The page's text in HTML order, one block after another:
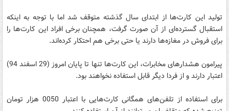
تولید این کارت‌ها از ابتدای سال گذشته متوقف شد اما با توجه به اینکه
استقبال گسترده‌ای از آن صورت گرفت، همچنان برخی افراد این کارت‌ها را
برای فروش در مغازه‌ها دارند یا حتی برخی هم احتکار کرده‌اند.
پیرامون هشدارهای مخابرات، این کارت‌ها تنها تا پایان امروز (29 اسفند 94)
اعتبار دارند و از فردا دیگر قابل استفاده نخواهند بود.
برای استفاده از تلفن‌های همگانی کارت‌هایی با اعتبار 0050 هزار تومان